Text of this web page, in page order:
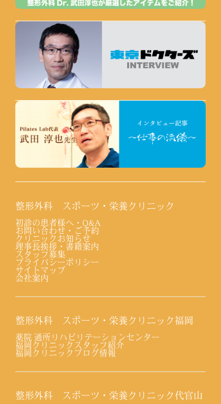
整形外科 スポーツ・栄養クリニック
初診の患者様へ・Q&A
お問い合わせ・ご予約
クリニックお知らせ
理事長挨拶・書籍案内
スタッフ募集
プライバシーポリシー
サイトマップ
会社案内
整形外科 スポーツ・栄養クリニック福岡
薬院 通所リハビリテーションセンター
福岡クリニックスタッフ紹介
福岡クリニックブログ情報
整形外科 スポーツ・栄養クリニック代官山